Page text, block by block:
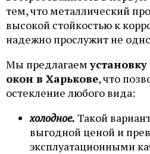
тем, что металлический
высокой стойкостью к
надежно прослужит не
Мы предлагаем
окон в Харькове, что
остекление любого вида:
холодное. Такой
выгодной ценой и
эксплуатационными